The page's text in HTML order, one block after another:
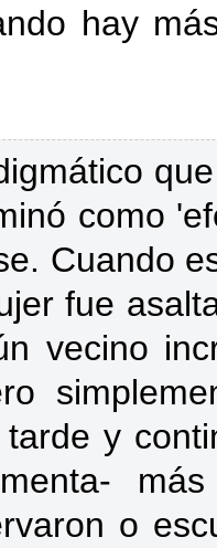
hay
como
Cuando
fue
vecino
y
o